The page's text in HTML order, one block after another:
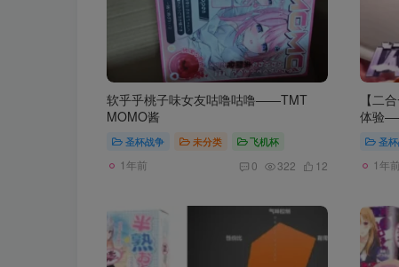
软乎乎桃子味女友咕噜咕噜——TMT
MOMO酱
圣杯战争 未分类 飞机杯
1年前 0 322 12
【二
体验
圣
1年前